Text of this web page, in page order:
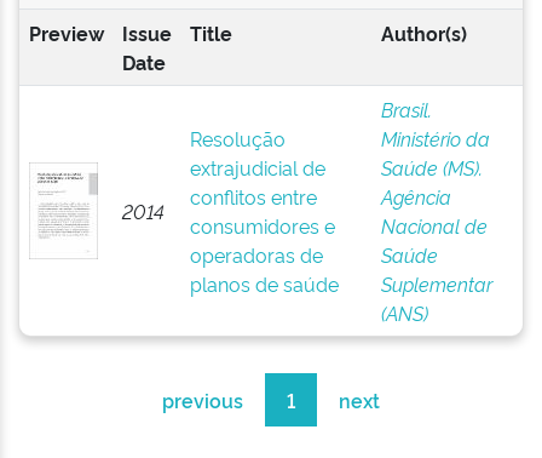
Preview
Issue
Date
Title Author(s)
2014
Resolução
extrajudicial de
conflitos entre
consumidores e
operadoras de
planos de saúde
Brasil.
Ministério da
Saúde (MS).
Agência
Nacional de
Saúde
Suplementar
(ANS)
previous 1 next